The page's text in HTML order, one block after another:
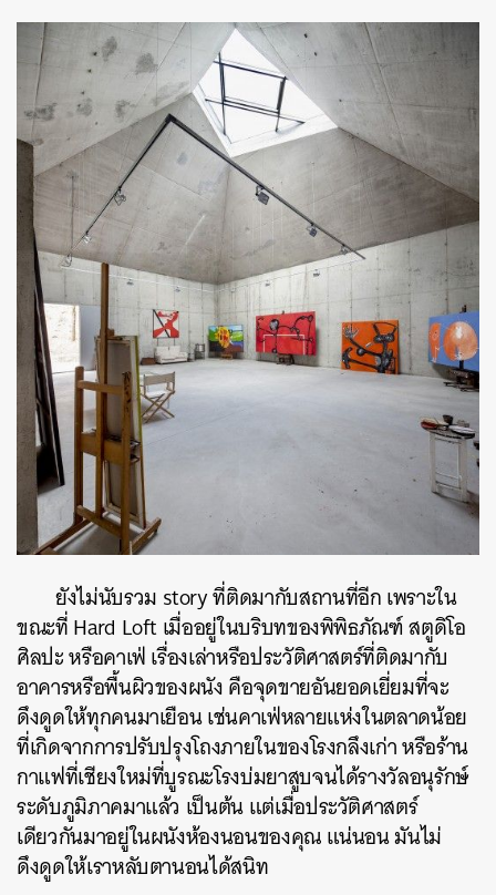
ยังไม่นับรวม story ที่ติดมากับสถานที่อีก เพราะใน
ขณะที่ Hard Loft เมื่ออยู่ในบริบทของพิพิธภัณฑ์ สตูดิโอ
ศิลปะ หรือคาเฟ่ เรื่องเล่าหรือประวัติศาสตร์ที่ติดมากับ
อาคารหรือพื้นผิวของผนัง คือจุดขายอันยอดเยี่ยมที่จะ
ดึงดูดให้ทุกคนมาเยือน เช่นคาเฟ่หลายแห่งในตลาดน้อย
ที่เกิดจากการปรับปรุงโถงภายในของโรงกลึงเก่า หรือร้าน
กาแฟที่เชียงใหม่ที่บูรณะโรงบ่มยาสูบจนได้รางวัลอนุรักษ์
ระดับภูมิภาคมาแล้ว เป็นต้น แต่เมื่อประวัติศาสตร์
เดียวกันมาอยู่ในผนังห้องนอนของคุณ แน่นอน มันไม่
ดึงดูดให้เราหลับตานอนได้สนิท